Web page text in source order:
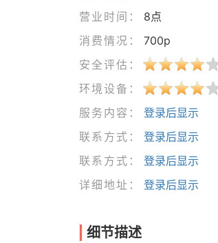
营业时间：
8点
消费情况：
700p
安全评估：
环境设备：
服务内容：
登录后显示
联系方式：
登录后显示
联系方式：
登录后显示
详细地址：
登录后显示
细节描述